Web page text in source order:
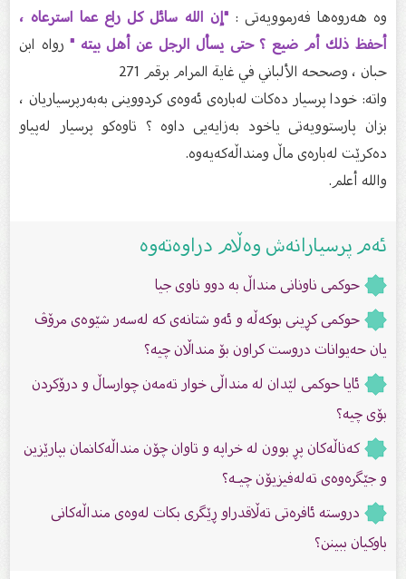
وە هەروەها فەرموویەتی : "إن الله سائل كل راع عما استرعاه ،
أحفظ ذلك أم ضيع ؟ حتى يسأل الرجل عن أهل بيته "رواه ابن
حبان ، وصححه الألباني في غاية المرام برقم 271
واتە: خودا پرسیار دەکات لەبارەی ئەوەی کردووینی بەبەرپرسیاریان ،
بزان پارستوویەتی یاخود بەزایەیی داوە ؟ تاوەکو پرسیار لەپیاو
دەکرێت لەبارەی ماڵ ومنداڵەکەیەوە.
والله أعلم.
ئەم پرسیارانەش وەڵام دراوەتەوە
حوکمی ناونانی منداڵ بە دوو ناوى جیا
حوکمى کڕینی بوکەڵە و ئەو شتانەى کە لەسەر شێوەى مرۆڤ
یان حەیوانات دروست کراون بۆ منداڵان چیە؟
ئایا حوكمی لێدان لە منداڵی خوار تەمەن چوارساڵ و درۆكردن
بۆی چیە؟
کەناڵەکان پڕ بوون لە خراپە و تاوان چۆن منداڵەکانمان بپارێزین
و جێگرەوەی تەلەفیزیۆن چیـە؟
دروستە ئافرەتی تەڵاقدراو ڕێگری بكات لەوەی منداڵەكانی
باوكیان ببینن؟